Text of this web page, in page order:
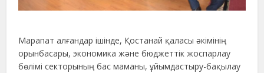
Марапат алғандар ішінде, Қостанай қаласы әкімінің
орынбасары, экономика және бюджеттік жоспарлау
бөлімі секторының бас маманы, ұйымдастыру-бақылау